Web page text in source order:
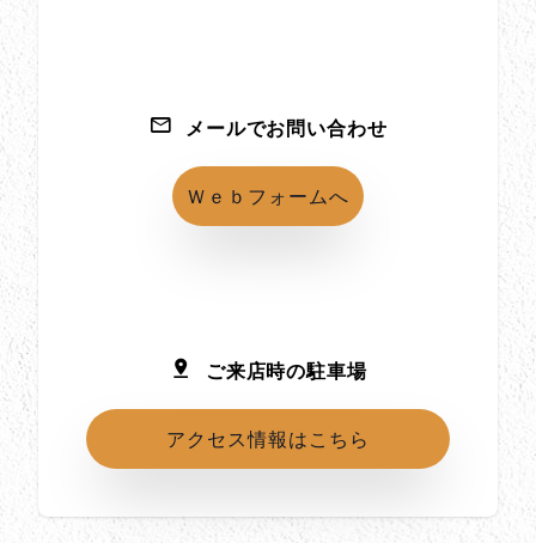
メールでお問い合わせ
Ｗｅｂフォームへ
ご来店時の駐車場
アクセス情報はこちら
所在地